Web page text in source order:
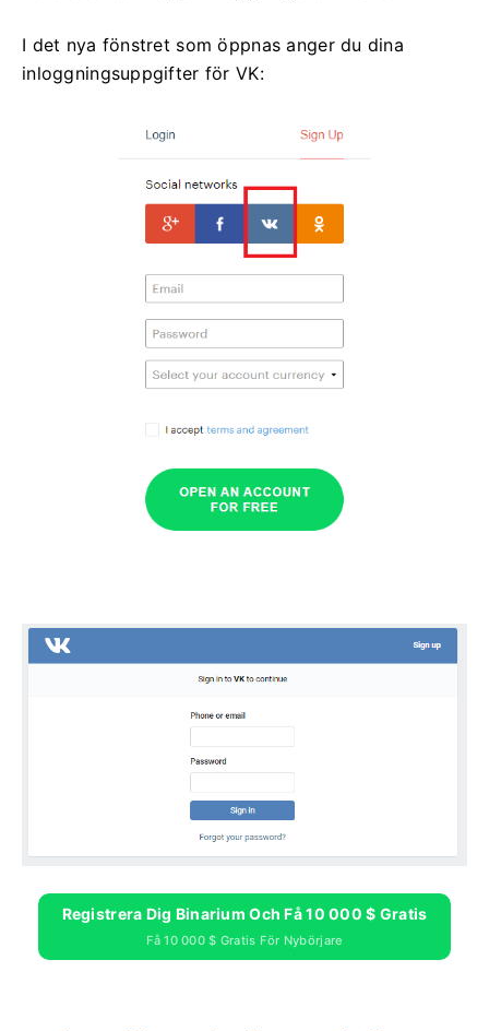
I det nya fönstret som öppnas anger du dina
inloggningsuppgifter för VK:
Registrera Dig Binarium Och Få 10 000 $ Gratis
Få 10 000 $ Gratis För Nybörjare